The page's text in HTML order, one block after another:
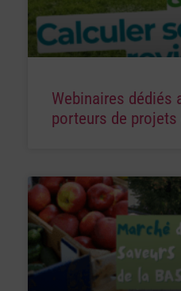
Webinaires dédiés
porteurs de